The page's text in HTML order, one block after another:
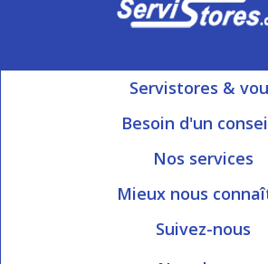
Servistores &
Mon compte
Besoin d'un
Ouvert du Lundi au
Nos services
Informations
Blog Servistores
Plan du site
Mieux nous
Qui sommes-nous?
Suivez-nous